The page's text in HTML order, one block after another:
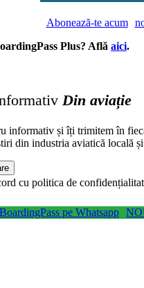
Abonează-te acum
Plus? Află aici.
Din aviație
informativ și îți trimitem în
din industria aviatică locală
cu politica de
pe Whatsapp